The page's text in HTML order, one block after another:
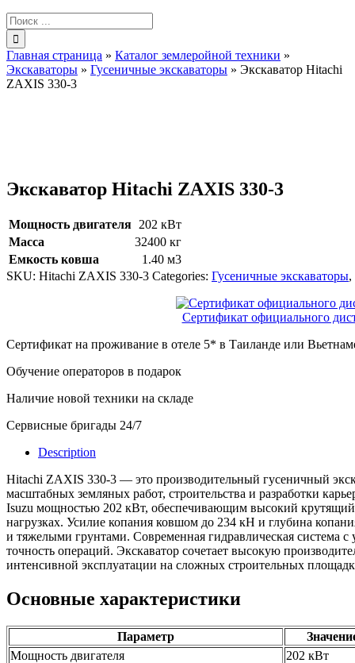
Результат
поиска:
Главная страница » Каталог землеройной техники »
Экскаваторы » Гусеничные экскаваторы » Экскаватор Hitachi
ZAXIS 330-3
Экскаватор Hitachi ZAXIS 330-3
Мощность двигателя 202 кВт
Масса
32400 кг
Емкость ковша
1.40 м3
SKU: Hitachi ZAXIS 330-3 Categories: Гусеничные экскаваторы,
Сертификат официального
Сертификат на проживание в отеле 5* в Таиланде или
Обучение операторов в подарок
Наличие новой техники на складе
Сервисные бригады 24/7
Description
Hitachi ZAXIS 330-3 — это производительный гусеничный
масштабных земляных работ, строительства и разработки
Isuzu мощностью 202 кВт, обеспечивающим высокий
нагрузках. Усилие копания ковшом до 234 кН и глубина
и тяжелыми грунтами. Современная гидравлическая система
точность операций. Экскаватор сочетает высокую
интенсивной эксплуатации на сложных строительных
Основные характеристики
Параметр
Мощность двигателя
202 кВт